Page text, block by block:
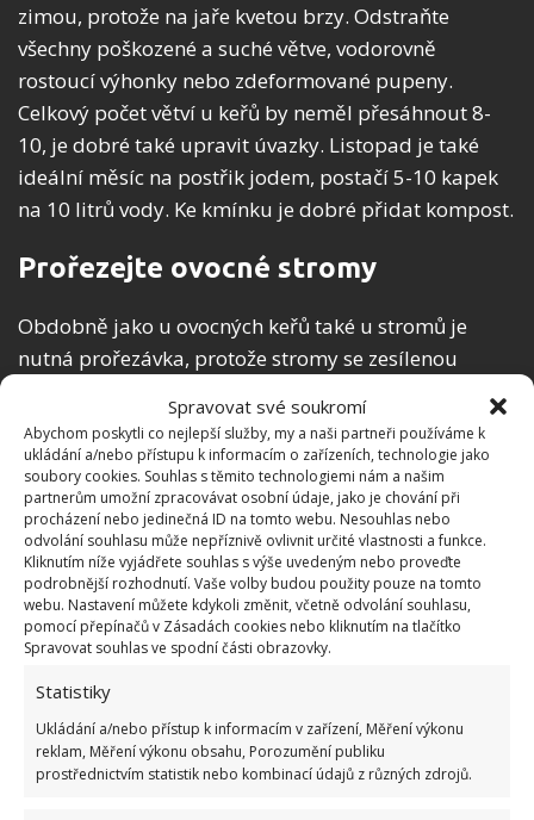
Spravovat své soukromí
Abychom poskytli co nejlepší služby, my a naši partneři používáme k
ukládání a/nebo přístupu k informacím o zařízeních, technologie jako
soubory cookies. Souhlas s těmito technologiemi nám a našim
partnerům umožní zpracovávat osobní údaje, jako je chování při
procházení nebo jedinečná ID na tomto webu. Nesouhlas nebo
odvolání souhlasu může nepříznivě ovlivnit určité vlastnosti a funkce.
Kliknutím níže vyjádřete souhlas s výše uvedeným nebo proveďte
podrobnější rozhodnutí. Vaše volby budou použity pouze na tomto
webu. Nastavení můžete kdykoli změnit, včetně odvolání souhlasu,
pomocí přepínačů v Zásadách cookies nebo kliknutím na tlačítko
Spravovat souhlas ve spodní části obrazovky.
Statistiky
Ukládání a/nebo přístup k informacím v zařízení, Měření výkonu
reklam, Měření výkonu obsahu, Porozumění publiku
prostřednictvím statistik nebo kombinací údajů z různých zdrojů.
zimou, protože na jaře kvetou brzy. Odstraňte
všechny poškozené a suché větve, vodorovně
rostoucí výhonky nebo zdeformované pupeny.
Celkový počet větví u keřů by neměl přesáhnout 8-
10, je dobré také upravit úvazky. Listopad je také
ideální měsíc na postřik jodem, postačí 5-10 kapek
na 10 litrů vody. Ke kmínku je dobré přidat kompost.
Prořezejte ovocné stromy
Obdobně jako u ovocných keřů také u stromů je
nutná prořezávka, protože stromy se zesílenou
po spadu listí, pro posílení stromu je nutné ořezat
všechny překrývající se větve nebo rostoucí svisle.
Vysaďte sazenice
Podzim je také vhodný pro výsadbu nových stromů.
Pro peckoviny je nutná jáma pro sazenici o průměru
40 cm a hloubky 60 cm, pro ostatní ovocné stromy
kořeny musí být stejně velké nebo větší než samotná
koruna.
Ukliďte skleník